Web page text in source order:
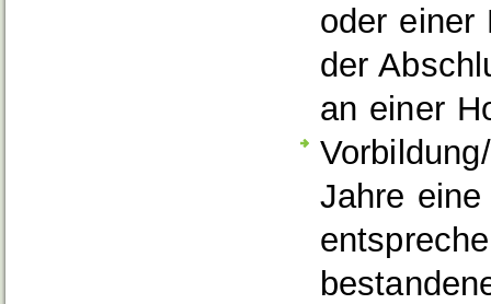
oder einer
der
an einer
Jahre